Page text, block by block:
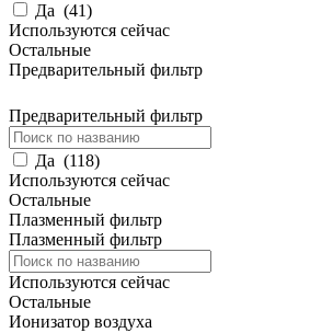
Да (41)
Используются сейчас
Остальные
Предварительный фильтр
Предварительный фильтр
Да (118)
Используются сейчас
Остальные
Плазменный фильтр
Плазменный фильтр
Используются сейчас
Остальные
Ионизатор воздуха